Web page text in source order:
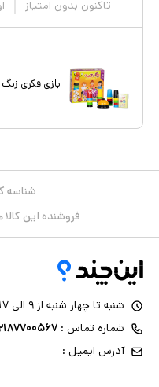
تاکنون بدون امتیاز
بازی فکری زنگ چین 4 نفره
شناسه
فروشنده این
شنبه تا چهار شنبه از ۹ الی ۱۷ ، پنج شنبه ۹ الی ۱۳
شماره تماس :
آدرس ایمیل :